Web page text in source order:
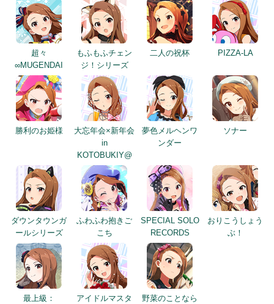
超々
∞MUGENDAI
もふもふチェン
ジ！シリーズ
二人の祝杯 PIZZA-LA
勝利のお姫様
大忘年会×新年会
in
KOTOBUKIY@
夢色メルヘンワ
ンダー
ソナー
ダウンタウンガ
ールシリーズ
ふわふわ抱きご
こち
SPECIAL SOLO
RECORDS
おりこうしょう
ぶ！
最上級：
アイドルマスタ
野菜のことなら